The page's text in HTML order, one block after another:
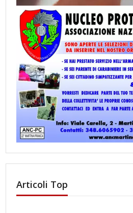
Articoli Top